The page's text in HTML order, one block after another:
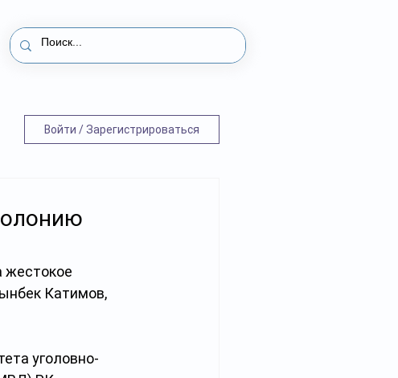
Войти / Зарегистрироваться
жестокое
Катимов,
уголовно-